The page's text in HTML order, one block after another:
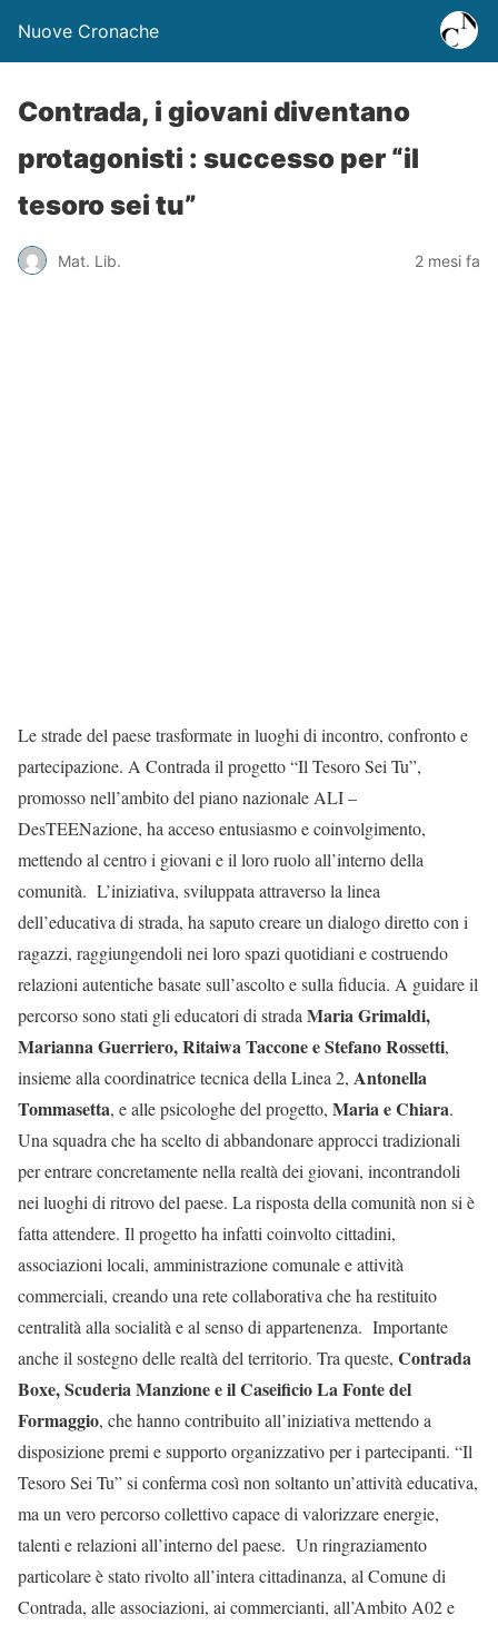
Nuove Cronache
Contrada, i giovani diventano
protagonisti : successo per “il
tesoro sei tu”
Mat. Lib. 2 mesi fa
Le strade del paese trasformate in luoghi di incontro, confronto e
partecipazione. A Contrada il progetto “Il Tesoro Sei Tu”,
promosso nell’ambito del piano nazionale ALI –
DesTEENazione, ha acceso entusiasmo e coinvolgimento,
mettendo al centro i giovani e il loro ruolo all’interno della
comunità. L’iniziativa, sviluppata attraverso la linea
dell’educativa di strada, ha saputo creare un dialogo diretto con i
ragazzi, raggiungendoli nei loro spazi quotidiani e costruendo
relazioni autentiche basate sull’ascolto e sulla fiducia. A guidare il
percorso sono stati gli educatori di strada Maria Grimaldi,
Marianna Guerriero, Ritaiwa Taccone e Stefano Rossetti,
insieme alla coordinatrice tecnica della Linea 2, Antonella
Tommasetta, e alle psicologhe del progetto, Maria e Chiara.
Una squadra che ha scelto di abbandonare approcci tradizionali
per entrare concretamente nella realtà dei giovani, incontrandoli
nei luoghi di ritrovo del paese. La risposta della comunità non si è
fatta attendere. Il progetto ha infatti coinvolto cittadini,
associazioni locali, amministrazione comunale e attività
commerciali, creando una rete collaborativa che ha restituito
centralità alla socialità e al senso di appartenenza. Importante
anche il sostegno delle realtà del territorio. Tra queste, Contrada
Boxe, Scuderia Manzione e il Caseificio La Fonte del
Formaggio, che hanno contribuito all’iniziativa mettendo a
disposizione premi e supporto organizzativo per i partecipanti. “Il
Tesoro Sei Tu” si conferma così non soltanto un’attività educativa,
ma un vero percorso collettivo capace di valorizzare energie,
talenti e relazioni all’interno del paese. Un ringraziamento
particolare è stato rivolto all’intera cittadinanza, al Comune di
Contrada, alle associazioni, ai commercianti, all’Ambito A02 e